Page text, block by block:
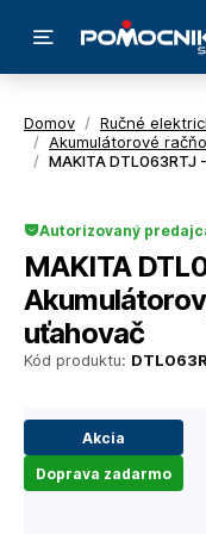
Domov / Ručné
/ Akumulátorové
/ MAKITA
Akcia
Doprava zadarmo
Kód produktu:
Autorizovaný
MAKITA
uťahovač